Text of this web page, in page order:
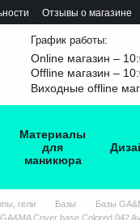
Отзывы о магазине
График работы:
Online магазин –
Offline магазин –
Виходные offline
Материалы
для
маникюра
гели Базы
Базы
Cover base Colored 042